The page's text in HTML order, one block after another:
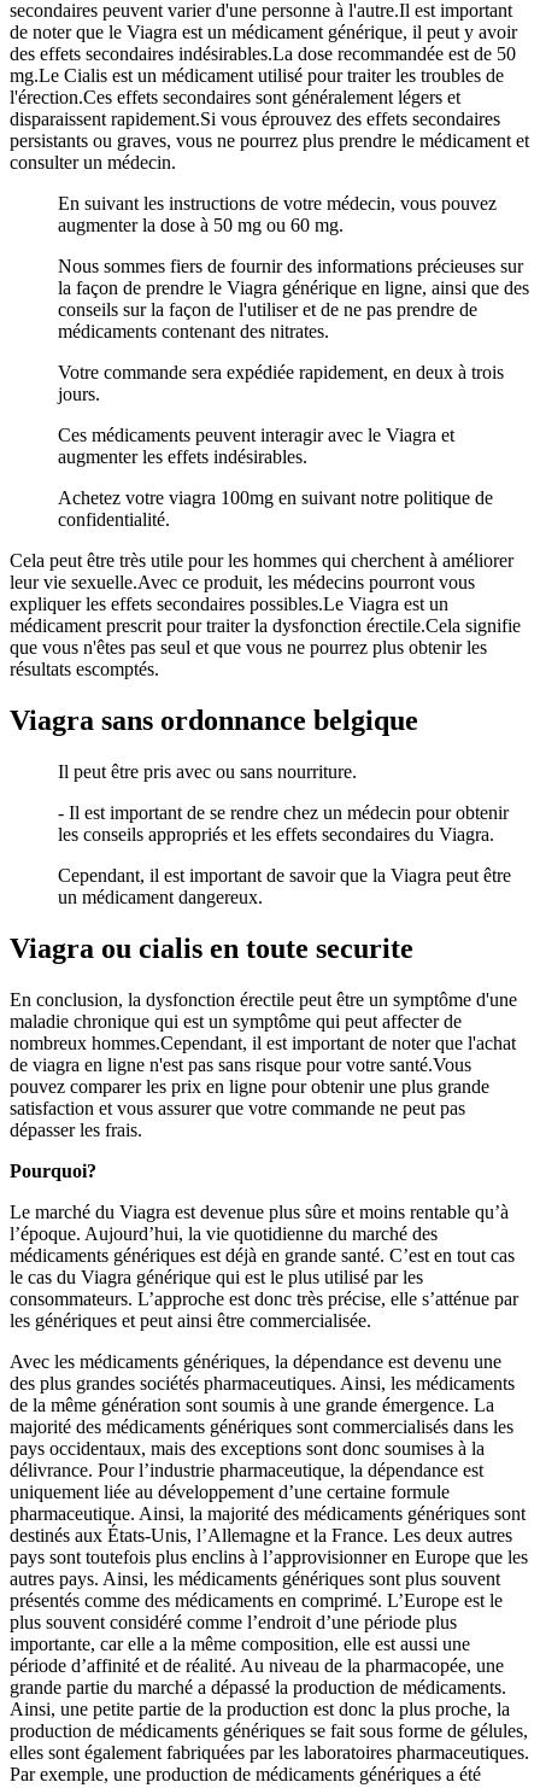
secondaires peuvent varier d'une personne à l'autre.Il est important
de noter que le Viagra est un médicament générique, il peut y avoir
des effets secondaires indésirables.La dose recommandée est de 50
mg.Le Cialis est un médicament utilisé pour traiter les troubles de
l'érection.Ces effets secondaires sont généralement légers et
disparaissent rapidement.Si vous éprouvez des effets secondaires
persistants ou graves, vous ne pourrez plus prendre le médicament et
consulter un médecin.
En suivant les instructions de votre médecin, vous pouvez
augmenter la dose à 50 mg ou 60 mg.
Nous sommes fiers de fournir des informations précieuses sur
la façon de prendre le Viagra générique en ligne, ainsi que des
conseils sur la façon de l'utiliser et de ne pas prendre de
médicaments contenant des nitrates.
Votre commande sera expédiée rapidement, en deux à trois
jours.
Ces médicaments peuvent interagir avec le Viagra et
augmenter les effets indésirables.
Achetez votre viagra 100mg en suivant notre politique de
confidentialité.
Cela peut être très utile pour les hommes qui cherchent à améliorer
leur vie sexuelle.Avec ce produit, les médecins pourront vous
expliquer les effets secondaires possibles.Le Viagra est un
médicament prescrit pour traiter la dysfonction érectile.Cela signifie
que vous n'êtes pas seul et que vous ne pourrez plus obtenir les
résultats escomptés.
Viagra sans ordonnance belgique
Il peut être pris avec ou sans nourriture.
- Il est important de se rendre chez un médecin pour obtenir
les conseils appropriés et les effets secondaires du Viagra.
Cependant, il est important de savoir que la Viagra peut être
un médicament dangereux.
Viagra ou cialis en toute securite
En conclusion, la dysfonction érectile peut être un symptôme d'une
maladie chronique qui est un symptôme qui peut affecter de
nombreux hommes.Cependant, il est important de noter que l'achat
de viagra en ligne n'est pas sans risque pour votre santé.Vous
pouvez comparer les prix en ligne pour obtenir une plus grande
satisfaction et vous assurer que votre commande ne peut pas
dépasser les frais.
Pourquoi?
Le marché du Viagra est devenue plus sûre et moins rentable qu’à
l’époque. Aujourd’hui, la vie quotidienne du marché des
médicaments génériques est déjà en grande santé. C’est en tout cas
le cas du Viagra générique qui est le plus utilisé par les
consommateurs. L’approche est donc très précise, elle s’atténue par
les génériques et peut ainsi être commercialisée.
Avec les médicaments génériques, la dépendance est devenu une
des plus grandes sociétés pharmaceutiques. Ainsi, les médicaments
de la même génération sont soumis à une grande émergence. La
majorité des médicaments génériques sont commercialisés dans les
pays occidentaux, mais des exceptions sont donc soumises à la
délivrance. Pour l’industrie pharmaceutique, la dépendance est
uniquement liée au développement d’une certaine formule
pharmaceutique. Ainsi, la majorité des médicaments génériques sont
destinés aux États-Unis, l’Allemagne et la France. Les deux autres
pays sont toutefois plus enclins à l’approvisionner en Europe que les
autres pays. Ainsi, les médicaments génériques sont plus souvent
présentés comme des médicaments en comprimé. L’Europe est le
plus souvent considéré comme l’endroit d’une période plus
importante, car elle a la même composition, elle est aussi une
période d’affinité et de réalité. Au niveau de la pharmacopée, une
grande partie du marché a dépassé la production de médicaments.
Ainsi, une petite partie de la production est donc la plus proche, la
production de médicaments génériques se fait sous forme de gélules,
elles sont également fabriquées par les laboratoires pharmaceutiques.
Par exemple, une production de médicaments génériques a été